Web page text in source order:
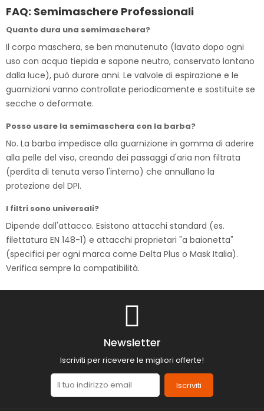
FAQ: Semimaschere Professionali
Quanto dura una semimaschera?
Il corpo maschera, se ben manutenuto (lavato dopo ogni
uso con acqua tiepida e sapone neutro, conservato lontano
dalla luce), può durare anni. Le valvole di espirazione e le
guarnizioni vanno controllate periodicamente e sostituite se
secche o deformate.
Posso usare la semimaschera con la barba?
No. La barba impedisce alla guarnizione in gomma di aderire
alla pelle del viso, creando dei passaggi d'aria non filtrata
(perdita di tenuta verso l'interno) che annullano la
protezione del DPI.
I filtri sono universali?
Dipende dall'attacco. Esistono attacchi standard (es.
filettatura EN 148-1) e attacchi proprietari "a baionetta"
(specifici per ogni marca come Delta Plus o Mask Italia).
Verifica sempre la compatibilità.
Newsletter
Iscriviti per ricevere le migliori offerte!
Iscriviti